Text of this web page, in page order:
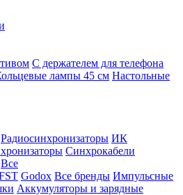
С держателем для телефона
лампы 45 см Настольные
Радиосинхронизаторы ИК
Синхрокабели
Все
Godox Все бренды Импульсные
Аккумуляторы и зарядные